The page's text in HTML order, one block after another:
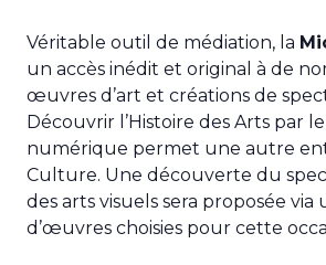
Véritable outil de médiation, la
un accès inédit et original à de
œuvres d’art et créations de
Découvrir l’Histoire des Arts par
numérique permet une autre
Culture. Une découverte du
des arts visuels sera proposée via
d’œuvres choisies pour cette